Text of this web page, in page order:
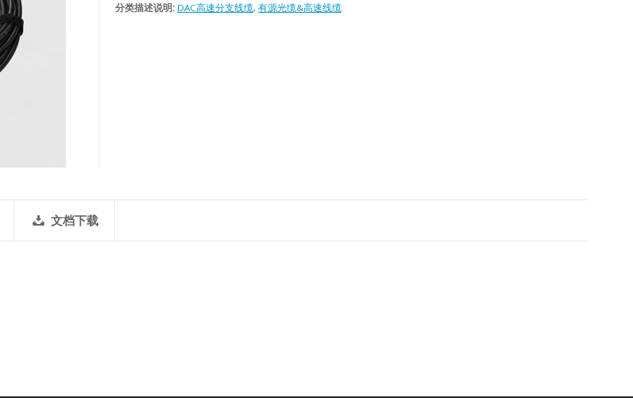
分类描述说明: DAC高速分支线缆, 有源光缆&高速线缆
文档下载